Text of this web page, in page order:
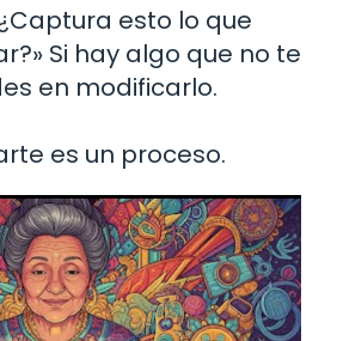
esto lo que
Si hay algo que no te
en modificarlo.
es un proceso.